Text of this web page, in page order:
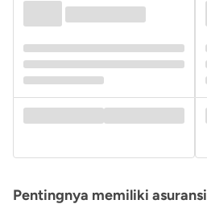
Pentingnya memiliki asuransi